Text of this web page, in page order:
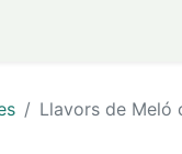
Llavors de Meló